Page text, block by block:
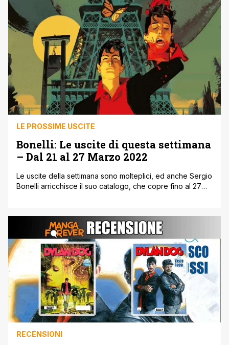
ufficiale per eventuali acquisti online! Gli annunci Sergio
Bonelli per Giugno [']
LE PROSSIME USCITE
Bonelli: Le uscite di questa settimana
– Dal 21 al 27 Marzo 2022
Le uscite della settimana sono molteplici, ed anche Sergio
Bonelli arricchisce il suo catalogo, che copre fino al 27
eventuali acquisti online! Le uscite Sergio Bonelli dal 21 al
27 Marzo! Nick Raider 5 – Vittime [']
RECENSIONI